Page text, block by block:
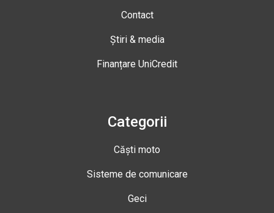
Contact
Știri & media
Finanțare UniCredit
Categorii
Căști moto
Sisteme de comunicare
Geci